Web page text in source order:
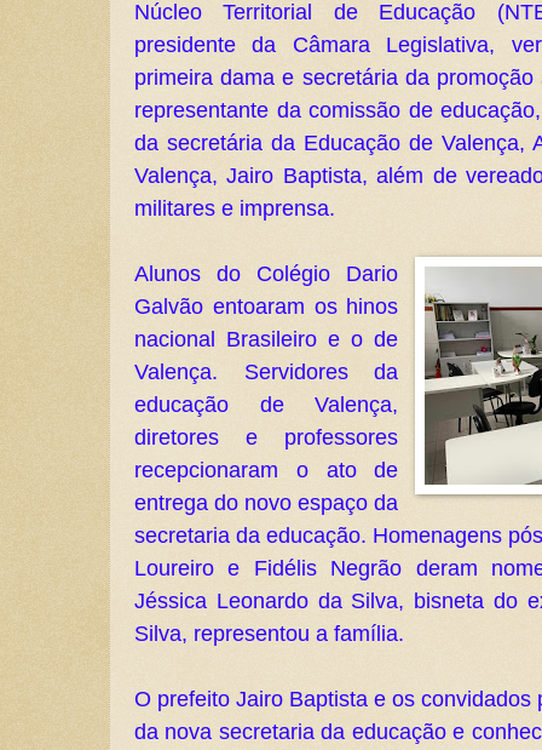
Núcleo Territorial de Educação
presidente da Câmara Legislativa,
primeira dama e secretária da
representante da comissão de
da secretária da Educação de Valença,
Valença, Jairo Baptista, além de
militares e imprensa.
Alunos do Colégio Dario
Galvão entoaram os hinos
nacional Brasileiro e o de
Valença. Servidores da
educação de Valença,
diretores e professores
recepcionaram o ato de
entrega do novo espaço da
secretaria da educação. Homenagens
Loureiro e Fidélis Negrão deram
Jéssica Leonardo da Silva, bisneta do
Silva, representou a família.
O prefeito Jairo Baptista e os
da nova secretaria da educação e